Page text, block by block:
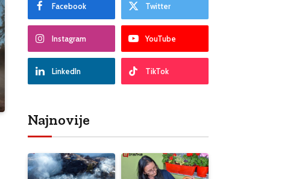
Facebook Twitter
Instagram YouTube
LinkedIn TikTok
Najnovije